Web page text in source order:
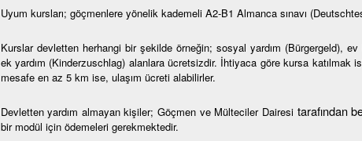
Uyum kursları; göçmenlere yönelik kademeli A2-B1 Almanca sınavı
Kurslar devletten herhangi bir şekilde örneğin; sosyal yardım (Bürgergeld),
ek yardım (Kinderzuschlag) alanlara ücretsizdir. İhtiyaca göre kursa katılmak
mesafe en az 5 km ise, ulaşım ücreti alabilirler.
Devletten yardım almayan kişiler; Göçmen ve Mülteciler Dairesi tarafından
bir modül için ödemeleri gerekmektedir.